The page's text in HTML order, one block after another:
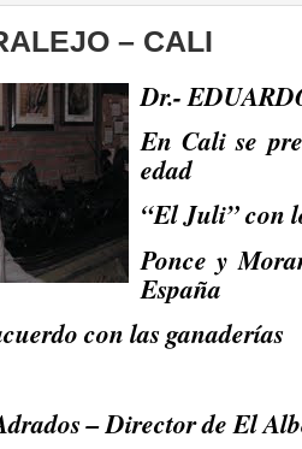
– CALI
Dr.-
En Cali se
edad
“El Juli” con
Ponce y
España
con las ganaderías
– Director de El